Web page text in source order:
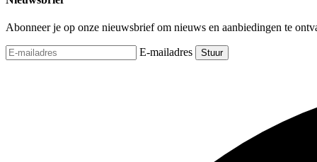
Abonneer je op onze nieuwsbrief om nieuws en aanbiedingen te
E-mailadres